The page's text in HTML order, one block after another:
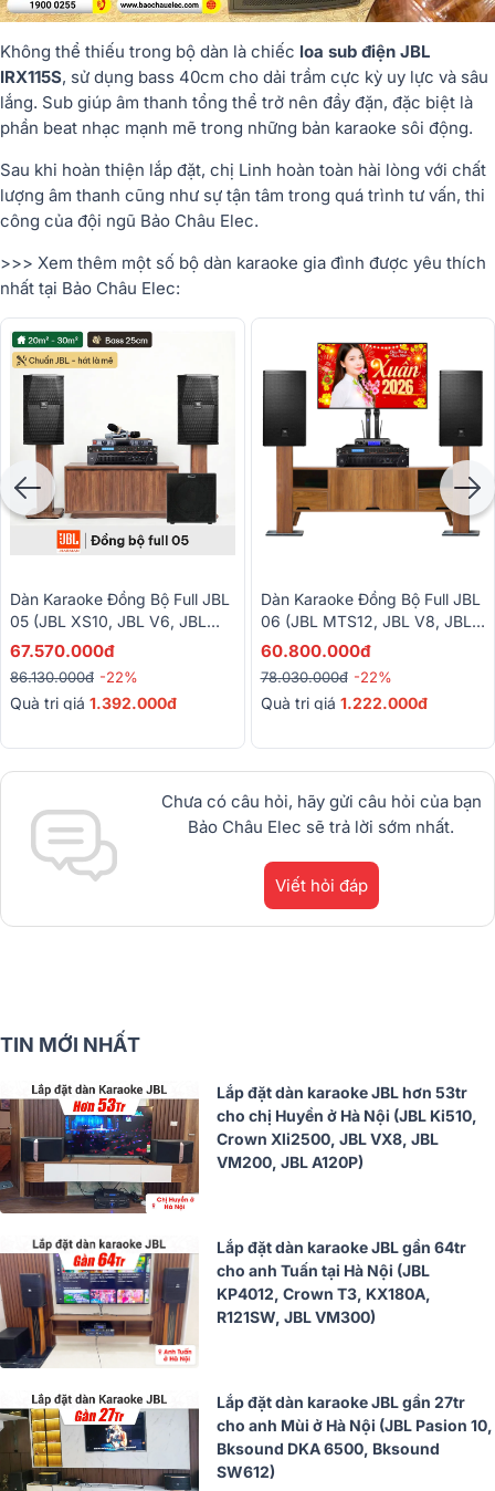
Không thể thiếu trong bộ dàn là chiếc loa sub điện JBL
IRX115S, sử dụng bass 40cm cho dải trầm cực kỳ uy lực và sâu
lắng. Sub giúp âm thanh tổng thể trở nên đầy đặn, đặc biệt là
phần beat nhạc mạnh mẽ trong những bản karaoke sôi động.
Sau khi hoàn thiện lắp đặt, chị Linh hoàn toàn hài lòng với chất
lượng âm thanh cũng như sự tận tâm trong quá trình tư vấn, thi
công của đội ngũ Bảo Châu Elec.
>>> Xem thêm một số bộ dàn karaoke gia đình được yêu thích
nhất tại Bảo Châu Elec:
Dàn Karaoke Đồng Bộ Full JBL
05 (JBL XS10, JBL V6, JBL
VX9, Alto TX12S, BBS-S290D)
67.570.000đ
86.130.000đ -22%
Quà trị giá 1.392.000đ
Dàn Karaoke Đồng Bộ Full JBL
06 (JBL MTS12, JBL V8, JBL
VX9, JBL VM300)
60.800.000đ
78.030.000đ -22%
Quà trị giá 1.222.000đ
Chưa có câu hỏi, hãy gửi câu hỏi của bạn
Bảo Châu Elec sẽ trả lời sớm nhất.
Viết hỏi đáp
TIN MỚI NHẤT
Lắp đặt dàn karaoke JBL hơn 53tr
cho chị Huyền ở Hà Nội (JBL Ki510,
Crown Xli2500, JBL VX8, JBL
VM200, JBL A120P)
Lắp đặt dàn karaoke JBL gần 64tr
cho anh Tuấn tại Hà Nội (JBL
KP4012, Crown T3, KX180A,
R121SW, JBL VM300)
Lắp đặt dàn karaoke JBL gần 27tr
cho anh Mùi ở Hà Nội (JBL Pasion 10,
Bksound DKA 6500, Bksound
SW612)